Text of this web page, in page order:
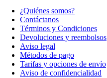
¿Quiénes somos?
Contáctanos
Términos y Condiciones
Devoluciones y reembolsos
Aviso legal
Métodos de pago
Tarifas y opciones de envío
Aviso de confidencialidad